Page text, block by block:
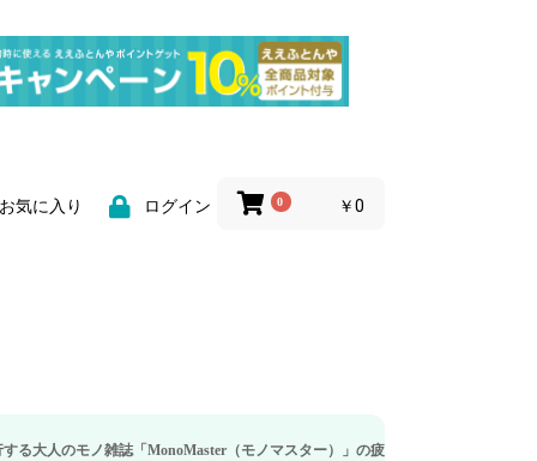
気に入り ログイン 0 ￥0
誌「MonoMaster（モノマスター）」の疲労回復・睡眠の向上特集に当社のリカ